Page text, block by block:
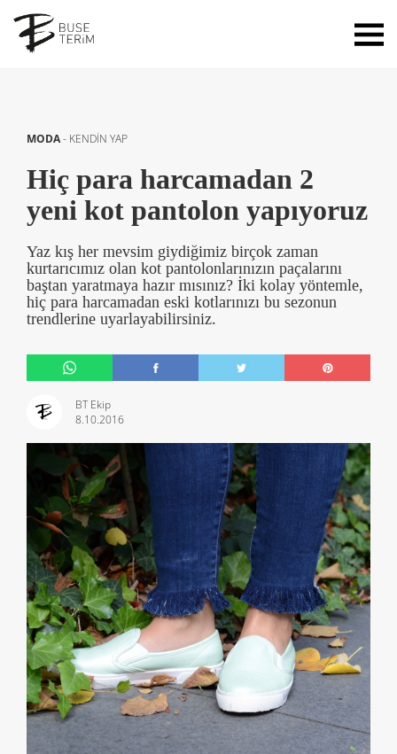
MODA- KENDİN YAP
Hiç para harcamadan 2
yeni kot pantolon yapıyoruz
Yaz kış her mevsim giydiğimiz birçok zaman
kurtarıcımız olan kot pantolonlarınızın paçalarını
baştan yaratmaya hazır mısınız? İki kolay yöntemle,
hiç para harcamadan eski kotlarınızı bu sezonun
trendlerine uyarlayabilirsiniz.
BT Ekip
8.10.2016